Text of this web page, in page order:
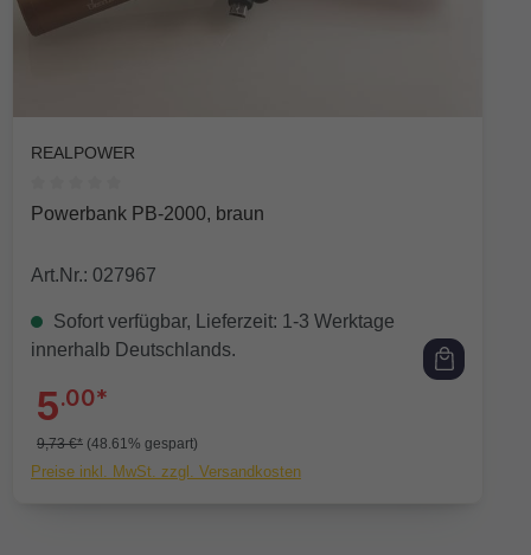
REALPOWER
Durchschnittliche Bewertung von 0 von 5 Sternen
Powerbank PB-2000, braun
Art.Nr.: 027967
Sofort verfügbar, Lieferzeit: 1-3 Werktage
innerhalb Deutschlands.
5.00*
9,73 €* (48.61% gespart)
Preise inkl. MwSt. zzgl. Versandkosten